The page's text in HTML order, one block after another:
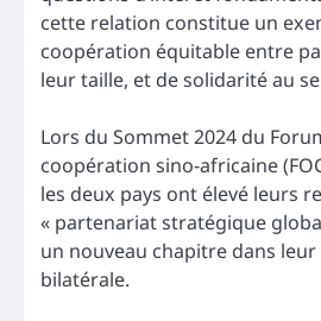
cette relation constitue un
coopération équitable entre
leur taille, et de solidarité au
Lors du Sommet 2024 du
coopération sino-africaine
les deux pays ont élevé leurs
« partenariat stratégique
un nouveau chapitre dans
bilatérale.